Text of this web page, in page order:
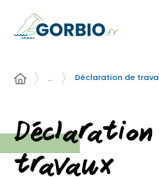
… Déclaration de
travaux